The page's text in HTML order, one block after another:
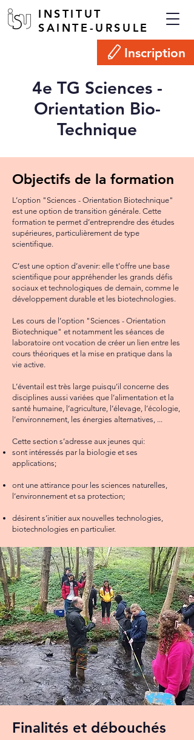
INSTITUT
SAINTE-URSULE
Inscription
4e TG Sciences -
Orientation Bio-
Technique
Objectifs de la formation
L’option "Sciences - Orientation Biotechnique"
est une option de transition générale. Cette
formation te permet d’entreprendre des études
supérieures, particulièrement de type
scientifique.
C’est une option d’avenir: elle t'offre une base
scientifique pour appréhender les grands défis
sociaux et technologiques de demain, comme le
développement durable et les biotechnologies.
Les cours de l’option "Sciences - Orientation
Biotechnique" et notamment les séances de
laboratoire ont vocation de créer un lien entre les
cours théoriques et la mise en pratique dans la
vie active.
L’éventail est très large puisqu’il concerne des
disciplines aussi variées que l’alimentation et la
santé humaine, l’agriculture, l’élevage, l’écologie,
l’environnement, les énergies alternatives, ...
Cette section s’adresse aux jeunes qui:
sont intéressés par la biologie et ses
applications;
ont une attirance pour les sciences naturelles,
l’environnement et sa protection;
désirent s’initier aux nouvelles technologies,
biotechnologies en particulier.
Finalités et débouchés